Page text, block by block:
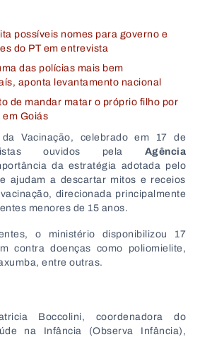
possíveis nomes para governo e
do PT em entrevista
das polícias mais bem
aponta levantamento nacional
de mandar matar o próprio filho por
em Goiás
Vacinação, celebrado em 17 de
ouvidos pela Agência
da estratégia adotada pelo
ajudam a descartar mitos e receios
direcionada principalmente
menores de 15 anos.
o ministério disponibilizou 17
contra doenças como poliomielite,
entre outras.
Boccolini, coordenadora do
na Infância (Observa Infância),